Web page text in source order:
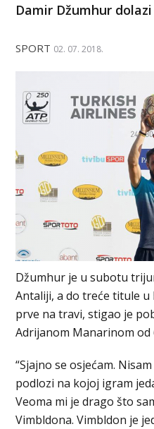
Damir Džumhur
SPORT 02. 07. 2018.
Džumhur je u subotu
Antaliji, a do treće titule
prve na travi, stigao je
Adrijanom Manarinom od
“Sjajno se osjećam.
podlozi na kojoj igram
Veoma mi je drago što
Vimbldona. Vimbldon je